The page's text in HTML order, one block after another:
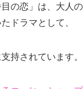
目の恋」は、大人
ドラマとして、
持されています。